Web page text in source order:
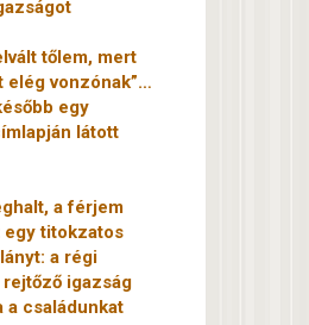
tőlem, mert
elég vonzónak”…
egy
látott
a férjem
egy titokzatos
a régi
igazság
családunkat